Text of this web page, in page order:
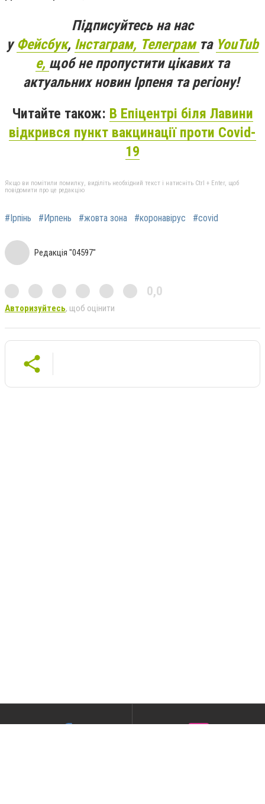
Підписуйтесь на нас
уФейсбук, Інстаграм, Телеграм та YouTub
e, щоб не пропустити цікавих та
актуальних новин Ірпеня та регіону!
Читайте також: В Епіцентрі біля Лавини
відкрився пункт вакцинації проти Covid-
19
Якщо ви помітили помилку, виділіть необхідний текст і натисніть Ctrl + Enter, щоб
повідомити про це редакцію
#Ірпінь #Ирпень #жовта зона #коронавірус #covid
Редакція "04597"
0,0
Авторизуйтесь, щоб оцінити